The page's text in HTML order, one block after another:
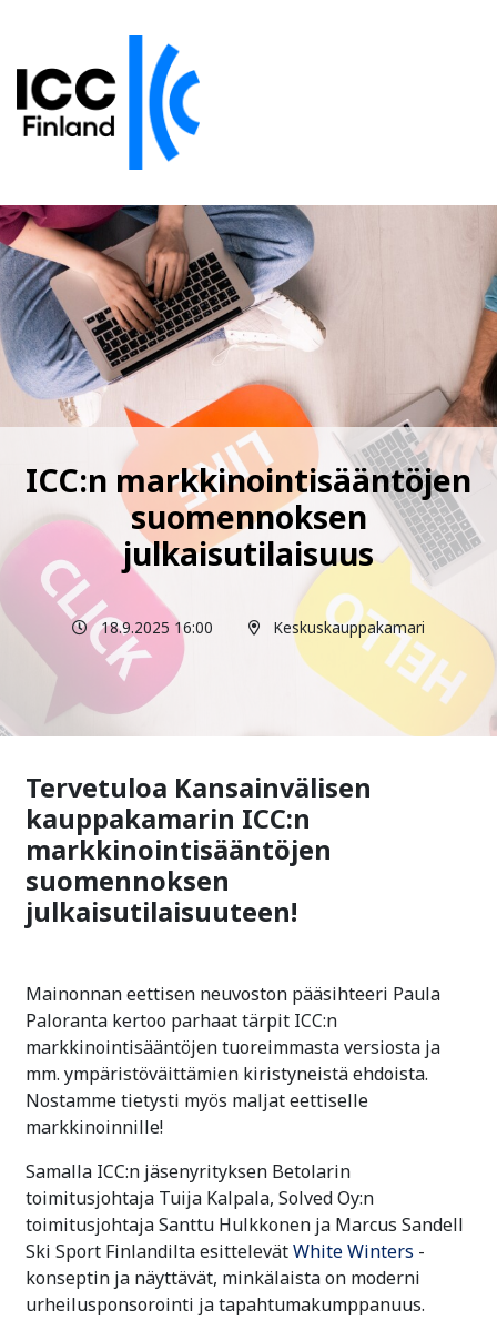
ICC:n markkinointisääntöjen
suomennoksen
julkaisutilaisuus
18.9.2025 16:00 Keskuskauppakamari
Tervetuloa Kansainvälisen
kauppakamarin ICC:n
markkinointisääntöjen
suomennoksen
julkaisutilaisuuteen!
Mainonnan eettisen neuvoston pääsihteeri Paula
Paloranta kertoo parhaat tärpit ICC:n
markkinointisääntöjen tuoreimmasta versiosta ja
mm. ympäristöväittämien kiristyneistä ehdoista.
Nostamme tietysti myös maljat eettiselle
markkinoinnille!
Samalla ICC:n jäsenyrityksen Betolarin
toimitusjohtaja Tuija Kalpala, Solved Oy:n
toimitusjohtaja Santtu Hulkkonen ja Marcus Sandell
Ski Sport Finlandilta esittelevätWhite Winters -
konseptin ja näyttävät, minkälaista on moderni
urheilusponsorointi ja tapahtumakumppanuus.